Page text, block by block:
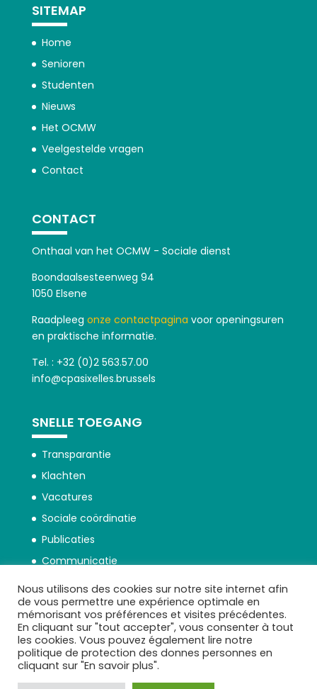
SITEMAP
Home
Senioren
Studenten
Nieuws
Het OCMW
Veelgestelde vragen
Contact
CONTACT
Onthaal van het OCMW - Sociale dienst
Boondaalsesteenweg 94
1050 Elsene
Raadpleeg onze contactpagina voor openingsuren
en praktische informatie.
Tel. : +32 (0)2 563.57.00
info@cpasixelles.brussels
SNELLE TOEGANG
Transparantie
Klachten
Vacatures
Sociale coördinatie
Publicaties
Communicatie
Beschermingsbeleid persoonsgegevens
Transparantie
Nous utilisons des cookies sur notre site internet afin
de vous permettre une expérience optimale en
mémorisant vos préférences et visites précédentes.
En cliquant sur "tout accepter", vous consenter à tout
les cookies. Vous pouvez également lire notre
politique de protection des donnes personnes en
cliquant sur "En savoir plus".